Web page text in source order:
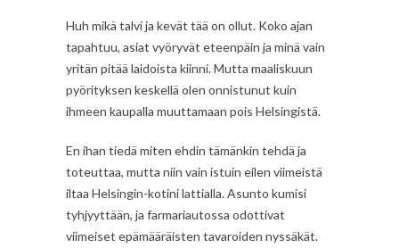
Huh mikä talvi ja kevät tää on ollut. Koko ajan
tapahtuu, asiat vyöryvät eteenpäin ja minä vain
yritän pitää laidoista kiinni. Mutta maaliskuun
pyörityksen keskellä olen onnistunut kuin
ihmeen kaupalla muuttamaan pois Helsingistä.
En ihan tiedä miten ehdin tämänkin tehdä ja
toteuttaa, mutta niin vain istuin eilen viimeistä
iltaa Helsingin-kotini lattialla. Asunto kumisi
tyhjyyttään, ja farmariautossa odottivat
viimeiset epämääräisten tavaroiden nyssäkät.